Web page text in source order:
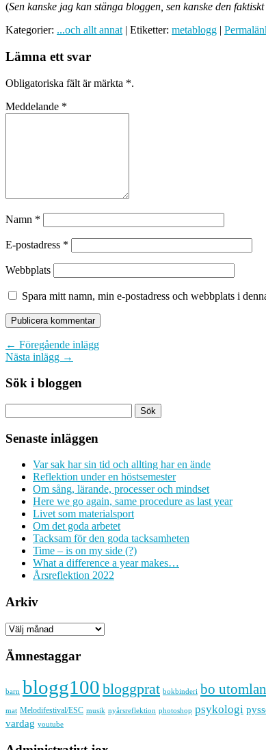
(Sen kanske jag kan stänga bloggen, sen kanske den
Kategorier: ...och allt annat | Etiketter: metablogg |
Lämna ett svar
Obligatoriska fält är märkta *.
Meddelande *
Namn *
E-postadress *
Webbplats
Spara mitt namn, min e-postadress och webbplats i
← Föregående inlägg
Nästa inlägg →
Sök i bloggen
Senaste inläggen
Var sak har sin tid och allting har en ände
Reflektion under en höstsemester
Om sång, lärande, processer och mindset
Here we go again, same procedure as last year
Livet som materialsport
Om det goda arbetet
Tacksam för den goda tacksamheten
Time – is on my side (?)
What a difference a year makes…
Årsreflektion 2022
Arkiv
Arkiv
Ämnestaggar
barn blogg100 bloggprat bokbinderi bo
mat Melodifestival/ESC musik nyårsreflektion photoshop psykologi
vardag youtube